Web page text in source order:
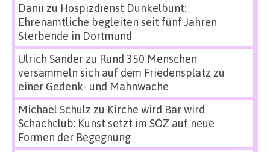
Danii zu Hospizdienst Dunkelbunt:
Ehrenamtliche begleiten seit fünf Jahren
Sterbende in Dortmund
Ulrich Sanderzu Rund 350 Menschen
versammeln sich auf dem Friedensplatz zu
einer Gedenk- und Mahnwache
Michael Schulz zu Kirche wird Bar wird
Schachclub: Kunst setzt im SÖZ auf neue
Formen der Begegnung